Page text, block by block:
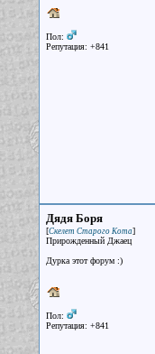
Пол:
Репутация: +841
Дядя Боря
[Скелет Старого Кота]
Прирожденный Джаец
Дурка этот форум :)
Пол:
Репутация: +841